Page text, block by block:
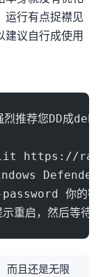
有点捉襟见
行DD成Linux使用
推荐您DD成
你的密码
重启，然后等待
而且还是无限